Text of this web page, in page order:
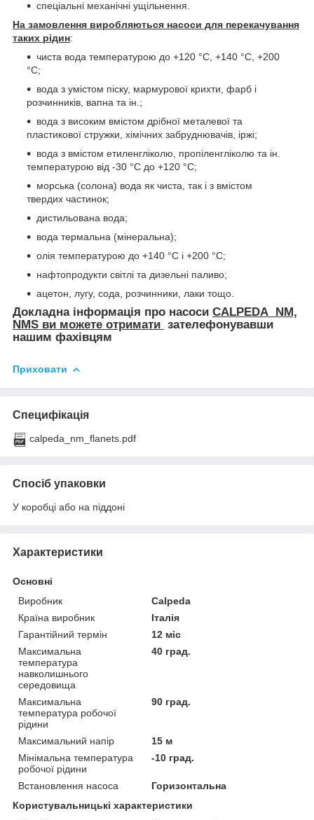
спеціальні механічні ущільнення.
На замовлення виробляються насоси для перекачування
таких рідин:
чиста вода температурою до +120 °C, +140 °C, +200
°C;
вода з умістом піску, мармурової крихти, фарб і
розчинників, вапна та ін.;
вода з високим вмістом дрібної металевої та
пластикової стружки, хімічних забруднювачів, іржі;
вода з вмістом етиленгліколю, пропіленгліколю та ін.
температурою від -30 °C до +120 °C;
морська (солона) вода як чиста, так і з вмістом
твердих частинок;
дистильована вода;
вода термальна (мінеральна);
олія температурою до +140 °C і +200 °C;
нафтопродукти світлі та дизельні паливо;
ацетон, лугу, сода, розчинники, лаки тощо.
Докладна інформація про насоси CALPEDA NM,
NMS ви можете отримати зателефонувавши
нашим фахівцям
Приховати
Специфікація
calpeda_nm_flanets.pdf
Спосіб упаковки
У коробці або на піддоні
Характеристики
Основні
Виробник
Calpeda
Країна виробник
Італія
Гарантійний термін
12 міс
Максимальна
температура
навколишнього
середовища
40 град.
Максимальна
температура робочої
рідини
90 град.
Максимальний напір
15 м
Мінімальна температура
робочої рідини
-10 град.
Встановлення насоса
Горизонтальна
Користувальницькі характеристики